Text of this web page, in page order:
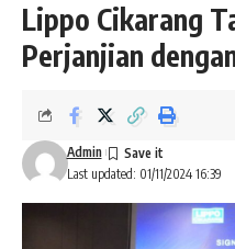
Lippo Cikarang
Perjanjian
Last updated: 01/11/2024 16:39
Admin